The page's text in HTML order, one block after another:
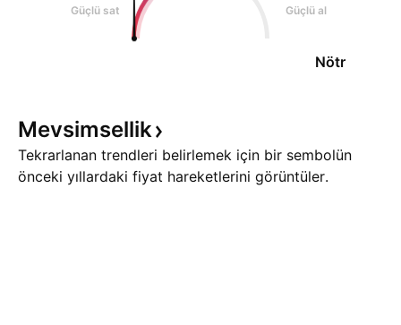
Güçlü sat Güçlü al
Nötr
Mevsimsellik
Tekrarlanan trendleri belirlemek için bir sembolün
önceki yıllardaki fiyat hareketlerini görüntüler.